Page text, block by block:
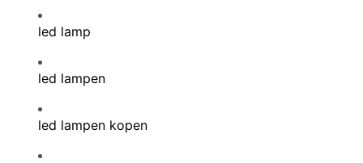
led lamp
led lampen
led lampen kopen